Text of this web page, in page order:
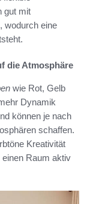
gut mit
wodurch eine
die Atmosphäre
wie Rot, Gelb
Dynamik
können je nach
schaffen.
Kreativität
einen Raum aktiv